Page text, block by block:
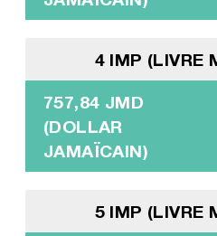
4 IMP (LIVRE
757,84 JMD
(DOLLAR
JAMAÏCAIN)
5 IMP (LIVRE